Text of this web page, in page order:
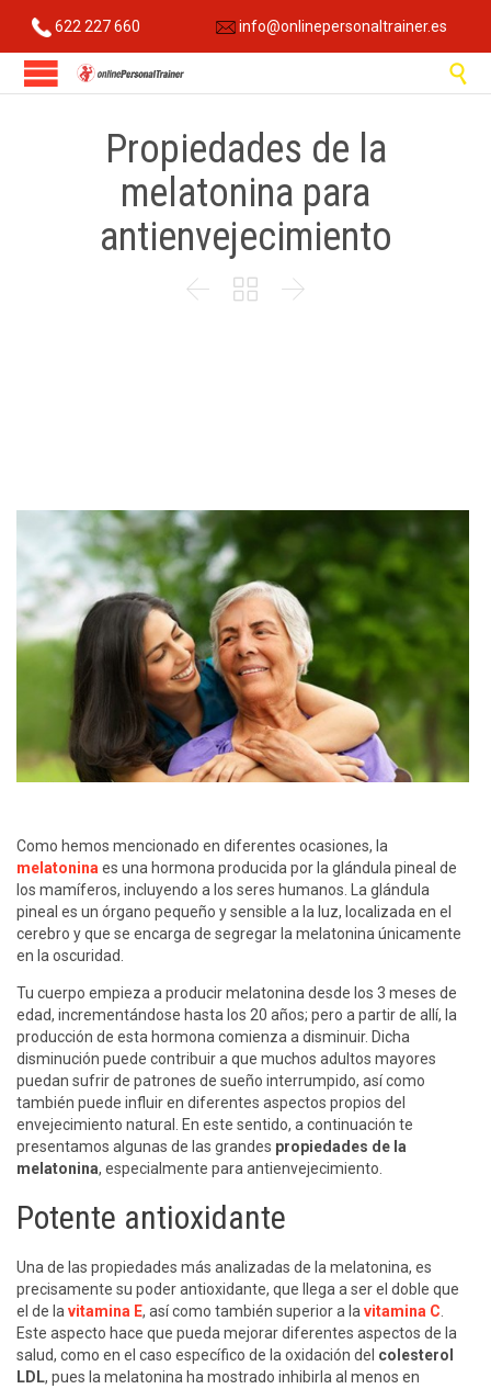
622 227 660 info@onlinepersonaltrainer.es

Propiedades de la
melatonina para
antienvejecimiento
  
Como hemos mencionado en diferentes ocasiones, la
melatonina es una hormona producida por la glándula pineal de
los mamíferos, incluyendo a los seres humanos. La glándula
pineal es un órgano pequeño y sensible a la luz, localizada en el
cerebro y que se encarga de segregar la melatonina únicamente
en la oscuridad.
Tu cuerpo empieza a producir melatonina desde los 3 meses de
edad, incrementándose hasta los 20 años; pero a partir de allí, la
producción de esta hormona comienza a disminuir. Dicha
disminución puede contribuir a que muchos adultos mayores
puedan sufrir de patrones de sueño interrumpido, así como
también puede influir en diferentes aspectos propios del
envejecimiento natural. En este sentido, a continuación te
presentamos algunas de las grandes propiedades de la
melatonina, especialmente para antienvejecimiento.
Potente antioxidante
Una de las propiedades más analizadas de la melatonina, es
precisamente su poder antioxidante, que llega a ser el doble que
el de la vitamina E, así como también superior a la vitamina C
Este aspecto hace que pueda mejorar diferentes aspectos de la
salud, como en el caso específico de la oxidación del colesterol
LDL, pues la melatonina ha mostrado inhibirla al menos en